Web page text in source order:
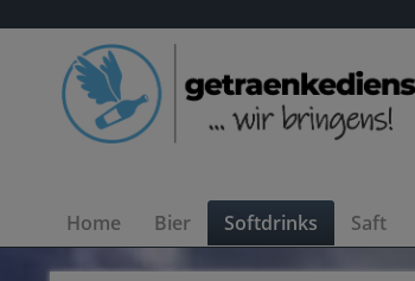
Home Bier Softdrinks Saft